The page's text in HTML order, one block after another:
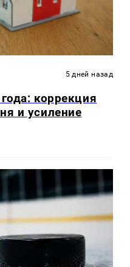
5 дней назад
коррекция
и усиление